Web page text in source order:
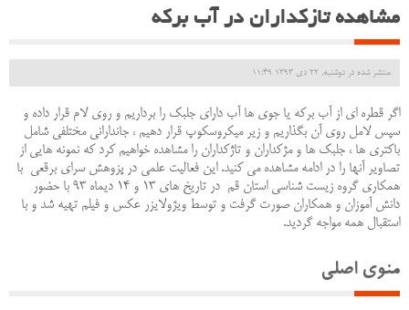
مشاهده تازکداران در آب برکه
منتشر شده در دوشنبه, 22 دی 1393 11:49
اگر قطره ای از آب برکه یا جوی ها آب دارای جلبک را برداریم و روی لام قرار داده و
سپس لامل روی آن بگذاریم و زیر میکروسکوپ قرار دهیم ، جاندارانی مختلفی شامل
باکتری ها ، جلبک ها و مژکداران و تاژکداران را مشاهده خواهیم کرد که نمونه هایی از
تصاویر آنها را در ادامه مشاهده می کنید. این فعالیت علمی در پزوهش سرای برقعی با
همکاری گروه زیست شناسی استان قم در تاریخ های 13 و 14 دیماه 93 با حضور
دانش آموزان و همکاران صورت گرفت و توسط ویژولایزر عکس و فیلم تهیه شد و با
استقبال همه مواجه گردید.
منوی اصلی